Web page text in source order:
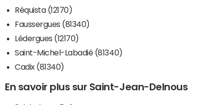
Réquista (12170)
Faussergues (81340)
Lédergues (12170)
Saint-Michel-Labadié (81340)
Cadix (81340)
En savoir plus sur Saint-Jean-Delnous